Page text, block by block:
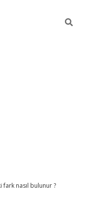
fark nasıl bulunur ?
giriş